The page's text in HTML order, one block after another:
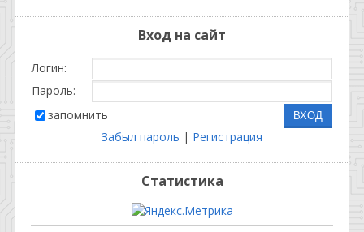
Вход на сайт
Логин:
Пароль:
запомнить
Забыл пароль | Регистрация
Статистика